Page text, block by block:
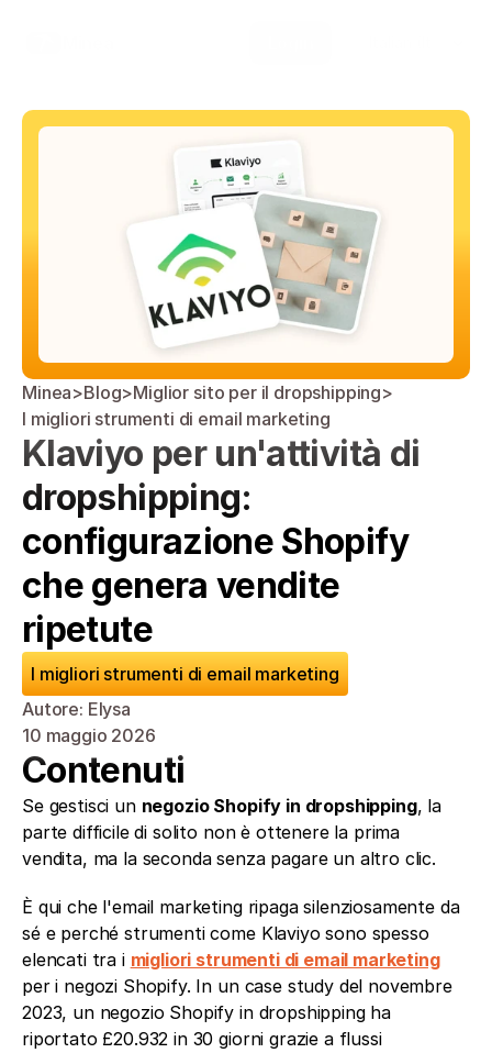
Minea>Blog>Miglior sito per il dropshipping>
I migliori strumenti di email marketing
Klaviyo per un'attività di
dropshipping:
configurazione Shopify
che genera vendite
ripetute
I migliori strumenti di email marketing
Autore: Elysa
10 maggio 2026
Contenuti
Se gestisci un negozio Shopify in dropshipping, la
parte difficile di solito non è ottenere la prima
vendita, ma la seconda senza pagare un altro clic.
È qui che l'email marketing ripaga silenziosamente da
sé e perché strumenti come Klaviyo sono spesso
elencati tra i migliori strumenti di email marketing
per i negozi Shopify. In un case study del novembre
2023, un negozio Shopify in dropshipping ha
riportato £20.932 in 30 giorni grazie a flussi